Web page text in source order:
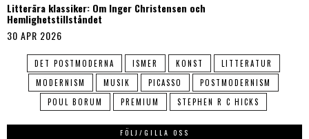
Litterära klassiker: Om Inger Christensen och
Hemlighetstillståndet
30 APR 2026
DET POSTMODERNA ISMER KONST
LITTERATUR
MODERNISM
MUSIK PICASSO
POSTMODERNISM
POUL BORUM
PREMIUM STEPHEN R C HICKS
FÖLJ/GILLA OSS